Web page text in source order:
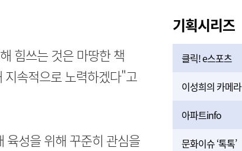
힘쓰는 것은 마땅한 책
속적으로 노력하겠다"고
육성을 위해 꾸준히 관심을
기획시리즈
클릭! e스포츠
이성희의 카메라
아파트info
문화이슈 ‘톡톡’